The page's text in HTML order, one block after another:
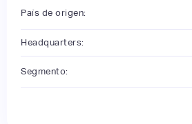
País de origen:
Headquarters:
Segmento: